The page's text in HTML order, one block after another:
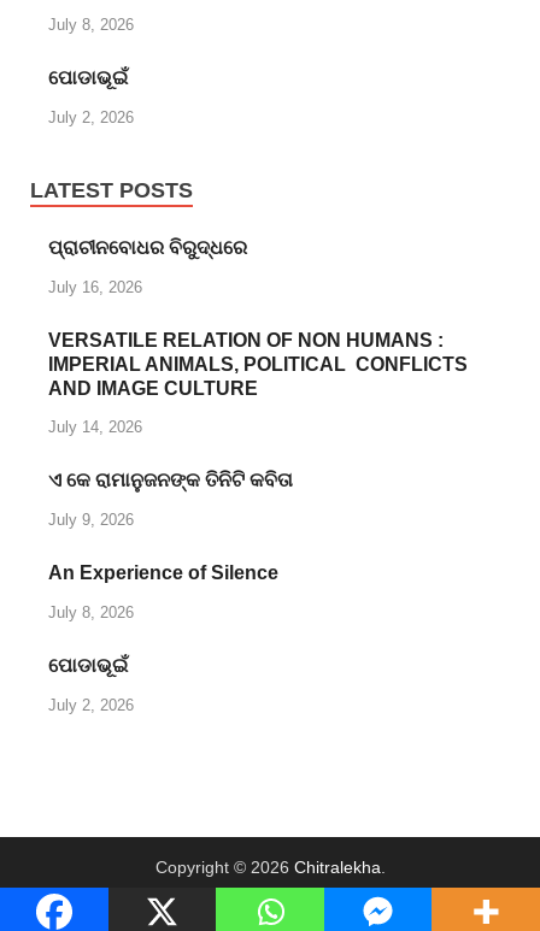
July 8, 2026
ପୋଡାଭୂଇଁ
July 2, 2026
LATEST POSTS
ପ୍ରାଚୀନବୋଧର ବିରୁଦ୍ଧରେ
July 16, 2026
VERSATILE RELATION OF NON HUMANS :
IMPERIAL ANIMALS, POLITICAL CONFLICTS
AND IMAGE CULTURE
July 14, 2026
ଏ କେ ରାମାନୁଜନଙ୍କ ତିନିଟି କବିତା
July 9, 2026
An Experience of Silence
July 8, 2026
ପୋଡାଭୂଇଁ
July 2, 2026
Copyright © 2026 Chitralekha
Powered by
WordPress HitMag